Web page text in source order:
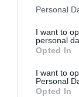
Please note
not limited to
grant or deny
use your data
consent section.
Personal
I want to
personal
Opted In
I want to
Personal
Opted In
Σ. Καλαφάτης:
Τεχνητή
δεν είναι
νέα
μια νέα
επανάσταση»
Νέος οδηγός